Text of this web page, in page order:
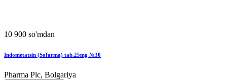
10 900 so'mdan
Indometatsin (Sofarma) tab.25mg №30
Pharma Plc, Bolgariya